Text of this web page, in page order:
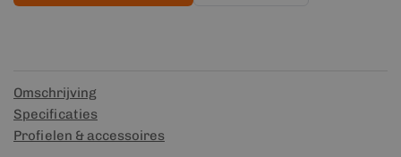
Omschrijving
Specificaties
Profielen & accessoires